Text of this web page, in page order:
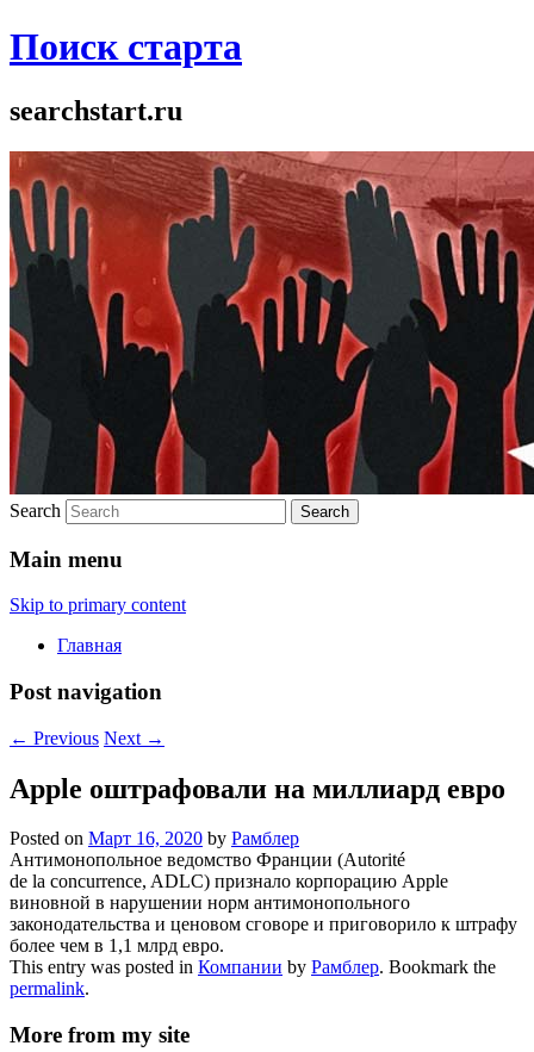
Поиск старта
searchstart.ru
Search
Main menu
Skip to primary content
Главная
Post navigation
← Previous Next →
Apple оштрафовали на миллиард евро
Posted on Март 16, 2020 by Рамблер
Антимонопольное ведомство Франции (Autorité
de la concurrence, ADLC) признало корпорацию Apple
виновной в нарушении норм антимонопольного
законодательства и ценовом сговоре и приговорило к штрафу
более чем в 1,1 млрд евро.
This entry was posted in Компании by Рамблер. Bookmark the
permalink.
More from my site